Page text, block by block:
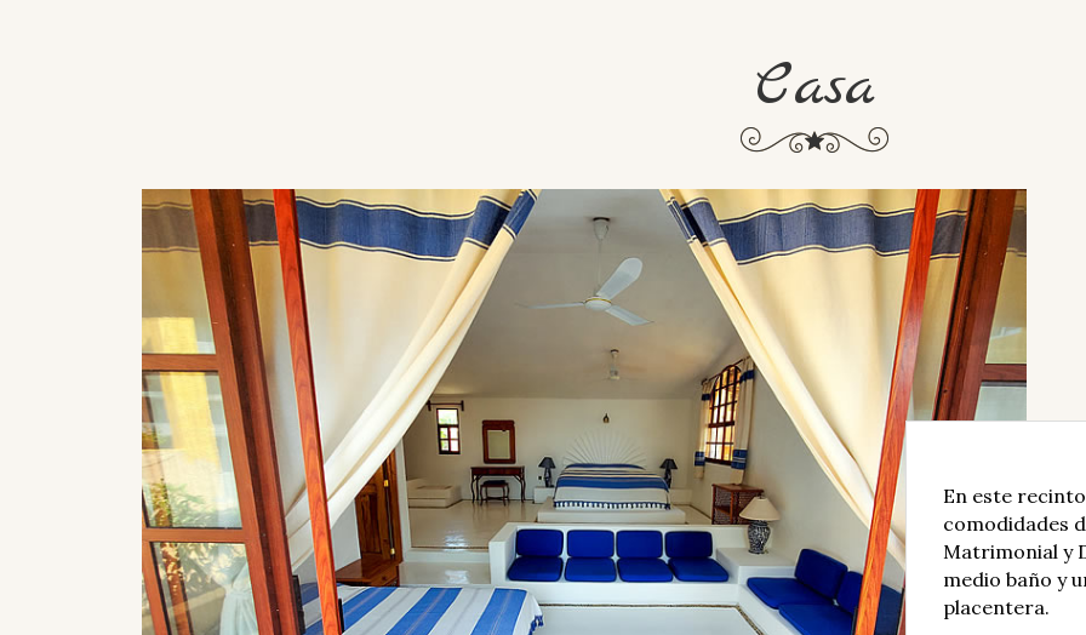
Casa
En este
comodidades
Matrimonial y
medio baño y
placentera.